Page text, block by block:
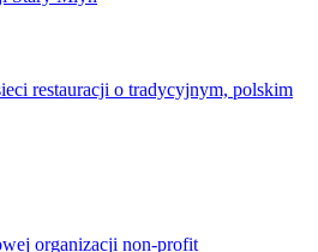
restauracji o tradycyjnym, polskim
organizacji non-profit